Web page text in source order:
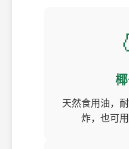
天然食用油，
炸，也可